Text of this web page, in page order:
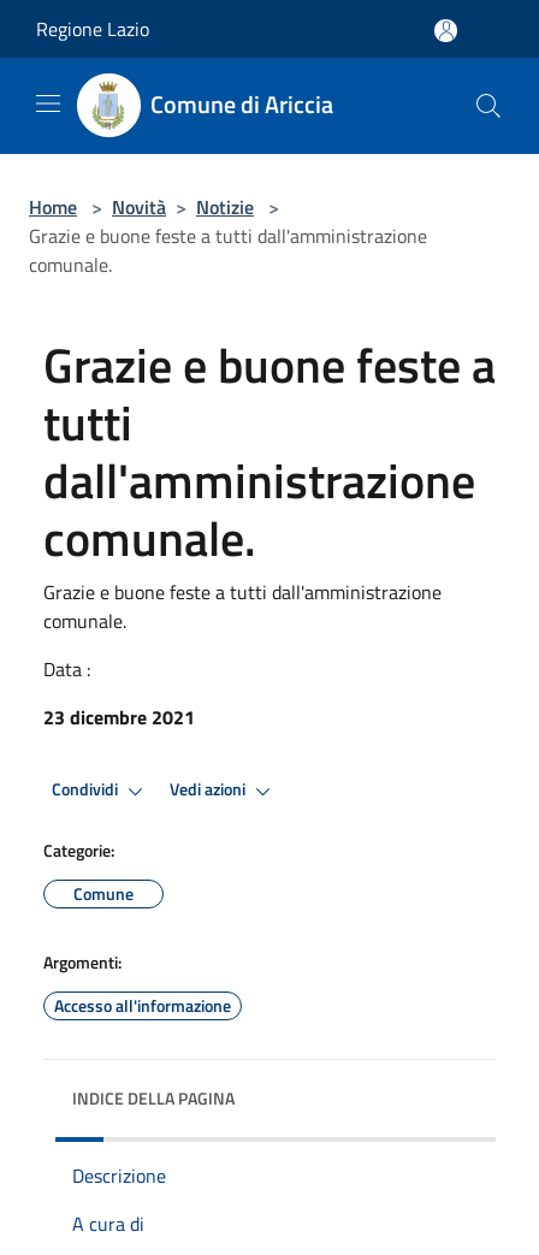
Regione Lazio
Comune di Ariccia
Home > Novità > Notizie >
Grazie e buone feste a tutti dall'amministrazione
comunale.
Grazie e buone feste a
tutti
dall'amministrazione
comunale.
Grazie e buone feste a tutti dall'amministrazione
comunale.
Data :
23 dicembre 2021
Condividi Vedi azioni
Categorie:
Comune
Argomenti:
Accesso all'informazione
INDICE DELLA PAGINA
Descrizione
A cura di